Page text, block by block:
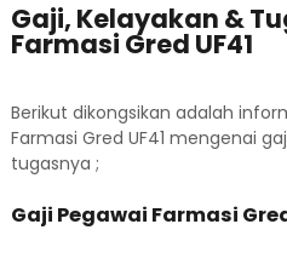
Gaji, Kelayakan &
Farmasi Gred UF41
Berikut dikongsikan adalah
Farmasi Gred UF41 mengenai
tugasnya ;
Gaji Pegawai Farmasi